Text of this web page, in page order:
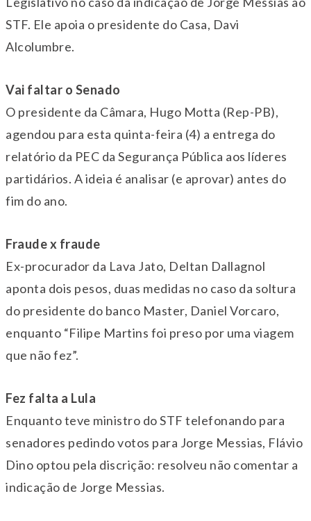
STF. Ele apoia o presidente do Casa, Davi
Alcolumbre.
Vai faltar o Senado
O presidente da Câmara, Hugo Motta (Rep-PB),
agendou para esta quinta-feira (4) a entrega do
relatório da PEC da Segurança Pública aos líderes
partidários. A ideia é analisar (e aprovar) antes do
fim do ano.
Fraude x fraude
Ex-procurador da Lava Jato, Deltan Dallagnol
aponta dois pesos, duas medidas no caso da soltura
do presidente do banco Master, Daniel Vorcaro,
enquanto “Filipe Martins foi preso por uma viagem
que não fez”.
Fez falta a Lula
Enquanto teve ministro do STF telefonando para
senadores pedindo votos para Jorge Messias, Flávio
Dino optou pela discrição: resolveu não comentar a
indicação de Jorge Messias.